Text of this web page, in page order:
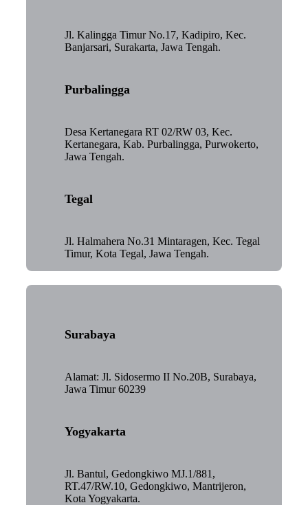
Jl. Kalingga Timur No.17, Kadipiro, Kec.
Banjarsari, Surakarta, Jawa Tengah.
Purbalingga
Desa Kertanegara RT 02/RW 03, Kec.
Kertanegara, Kab. Purbalingga, Purwokerto,
Jawa Tengah.
Tegal
Jl. Halmahera No.31 Mintaragen, Kec. Tegal
Timur, Kota Tegal, Jawa Tengah.
Surabaya
Alamat: Jl. Sidosermo II No.20B, Surabaya,
Jawa Timur 60239
Yogyakarta
Jl. Bantul, Gedongkiwo MJ.1/881,
RT.47/RW.10, Gedongkiwo, Mantrijeron,
Kota Yogyakarta.